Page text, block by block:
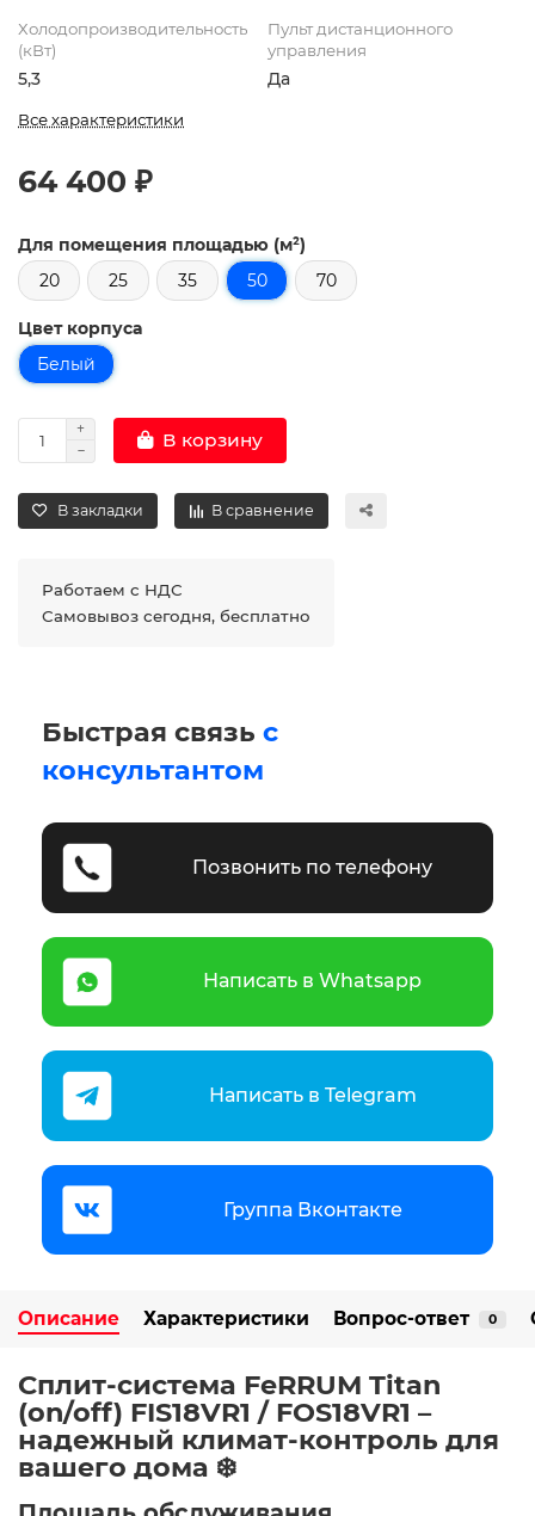
Холодопроизводительность
(кВт)
5,3
Пульт дистанционного
управления
Да
Все характеристики
64 400 ₽
Для помещения площадью (м²)
20
25 35 50 70
Цвет корпуса
Белый
В корзину
В закладки В сравнение
Работаем с НДС
Самовывоз сегодня, бесплатно
Быстрая связь с
консультантом
Позвонить по телефону
Написать в Whatsapp
Написать в Telegram
Группа Вконтакте
Описание Характеристики Вопрос-ответ 0
Сплит-система FeRRUM Titan
(on/off) FIS18VR1 / FOS18VR1 –
надежный климат-контроль для
вашего дома ❄️